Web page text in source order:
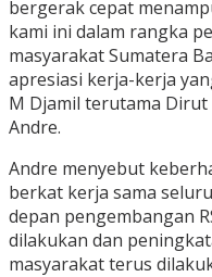
bergerak cepat
kami ini dalam rangka
masyarakat Sumatera
apresiasi kerja-kerja
M Djamil terutama Dirut
Andre.
Andre menyebut
berkat kerja sama
depan pengembangan
dilakukan dan
masyarakat terus